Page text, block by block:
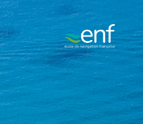
principal